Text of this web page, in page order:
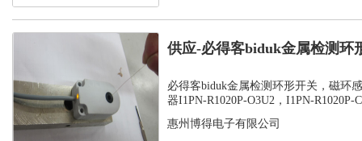
供应-必得客biduk金属检测环
感应器...
必得客biduk金属检测环形开关，磁环
器I1PN-R1020P-O3U2，I1PN-R1020P-
惠州博得电子有限公司